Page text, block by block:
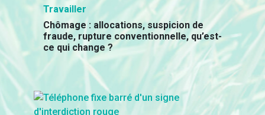
Travailler
Chômage : allocations, suspicion de
fraude, rupture conventionnelle, qu’est-
ce qui change ?